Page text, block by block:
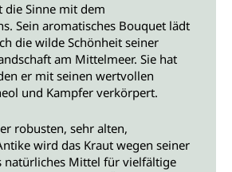
die Sinne mit dem
Sein aromatisches Bouquet lädt
die wilde Schönheit seiner
am Mittelmeer. Sie hat
er mit seinen wertvollen
und Kampfer verkörpert.
robusten, sehr alten,
wird das Kraut wegen seiner
natürliches Mittel für vielfältige